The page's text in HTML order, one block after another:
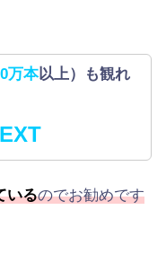
万本以上）も観れ
いるのでお勧めです